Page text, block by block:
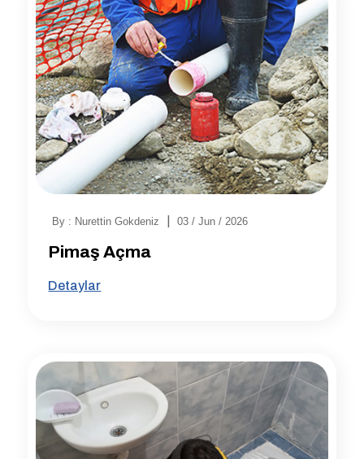
By : Nurettin Gokdeniz 03 / Jun / 2026
Pimaş Açma
Detaylar